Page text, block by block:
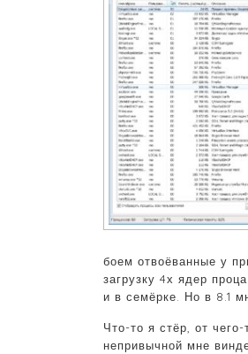
боем отвоёванные у
загрузку 4х ядер
и в семёрке. Но в 8.1
Что-то я стёр, от
непривычной мне